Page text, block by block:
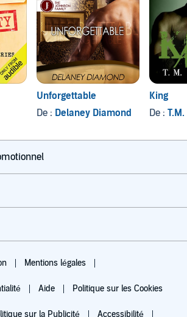
Unforgettable
De : Delaney Diamond
King
De :
Mentions légales
Aide Politique sur les Cookies
sur la Publicité Accessibilité